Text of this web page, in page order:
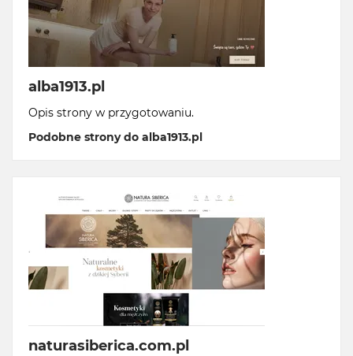
alba1913.pl
Opis strony w przygotowaniu.
Podobne strony do alba1913.pl
naturasiberica.com.pl